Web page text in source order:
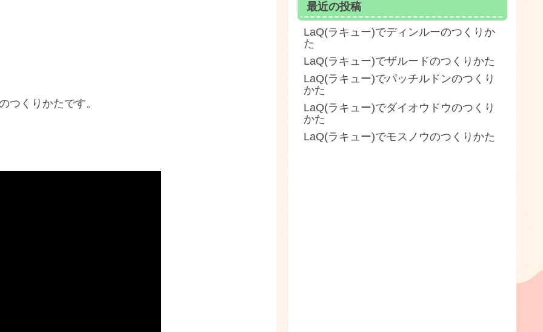
つくりかたです。
最近の投稿
LaQ(ラキュー)でディンルーのつくりか
た
LaQ(ラキュー)でザルードのつくりかた
LaQ(ラキュー)でパッチルドンのつくり
かた
LaQ(ラキュー)でダイオウドウのつくり
かた
LaQ(ラキュー)でモスノウのつくりかた